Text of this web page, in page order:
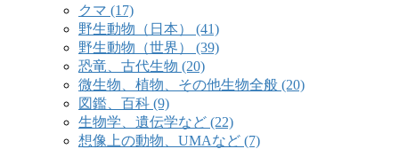
クマ (17)
野生動物（日本） (41)
野生動物（世界） (39)
恐竜、古代生物 (20)
微生物、植物、その他生物全般 (20)
図鑑、百科 (9)
生物学、遺伝学など (22)
想像上の動物、UMAなど (7)